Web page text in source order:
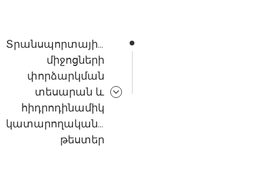
Տրանսպորտային
միջոցների
փորձարկման
տեսարան և
հիդրոդինամիկ
կատարողականության
թեստեր